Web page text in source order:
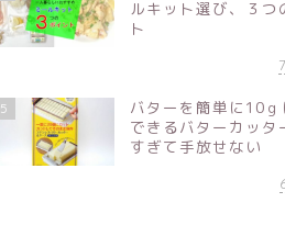
ルキット選び、３つ
ト
5
バターを簡単に10ｇ
できるバターカッタ
すぎて手放せない